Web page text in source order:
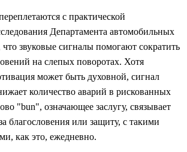
с практической
Департамента автомобильных
звуковые сигналы помогают сократить
на слепых поворотах. Хотя
может быть духовной, сигнал
количество аварий в рискованных
"bun", означающее заслугу, связывает
благословения или защиту, с такими
как это, ежедневно.